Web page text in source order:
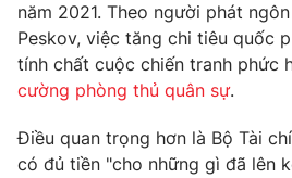
năm 2021. Theo người phát
Peskov, việc tăng chi tiêu quốc
tính chất cuộc chiến tranh phức
cường phòng thủ quân sự.
Điều quan trọng hơn là Bộ Tài
có đủ tiền "cho những gì đã lên